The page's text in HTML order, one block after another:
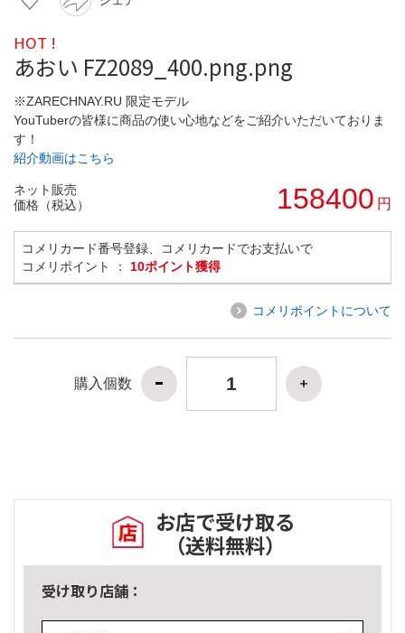
HOT !
あおい FZ2089_400.png.png
※ZARECHNAY.RU 限定モデル
YouTuberの皆様に商品の使い心地などをご紹介いただいておりま
す！
紹介動画はこちら
ネット販売
価格（税込）
158400 円
コメリカード番号登録、コメリカードでお支払いで
コメリポイント ： 10ポイント獲得
コメリポイントについて
購入個数
お店で受け取る
（送料無料）
受け取り店舗：